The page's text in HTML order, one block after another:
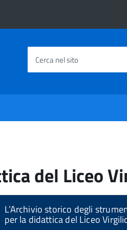
Cerca nel sito
del Liceo
L’Archivio storico degli
per la didattica del Liceo